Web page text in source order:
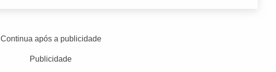
Continua após a publicidade
Publicidade